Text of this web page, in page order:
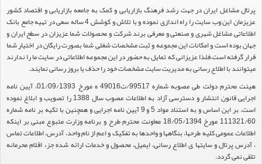
پرتال مشاغل ایران در جهت رشد فرهنگ بازاریابی و کمک به جامعه بازاریابی و اقتصاد کشور
عزیزمان این وب سایت را راه اندازی نموده و با تلاش و کوشش 4 ساله سعی در تهیه جامع بانک
اطلاعاتی مشاغل شهری و صنعتی و معرفی برند شرکت و محصولات شما عزیزان در سطح ایران و
جهان بوده است و امکانات این مجموعه و ثبت مشخصات شغلی شما بصورت رایگان در اختیار شما
قرار گرفته است.فلذا عزیزانی که تمایل به حضور در این مجموعه اطلاعاتی در سایت ما را ندارند
میتوانند با اطلاع رسانی به مدیریت سایت مشخصات خود را حذف یا بروز رسانی نمایند.
هیئت محترم دولت طی مصوبه شماره 99517/ت49016 ه مورخ 01/09/1393، آیین نامه
اجرایی قانون انتشار و دسترسی آزاد به اطلاعات مصوب سال 1388 را تصویب و ابلاغ نموده
است. بر این اساس و به استناد مواد 5 و 9 آیین نامه اجرایی و همچنین با تکیه بر نامه شماره
111321/60 مورخ 18/05/1394 معاونت محترم طرح و برنامه وزارت متبوع مبنی بر اینکه
اطلاعات عمومی کلیه طرحها، بنگاهها و واحدها به تفکیک و اعم از نام واحد، آدرس، اطلاعات تماس
، آدرس پرتال و سایتها ی اطلاع رسانی، ایمیل، محصول و خدمات ارائه شده جزء اقلام محرمانه
تلقی نمی گردد.